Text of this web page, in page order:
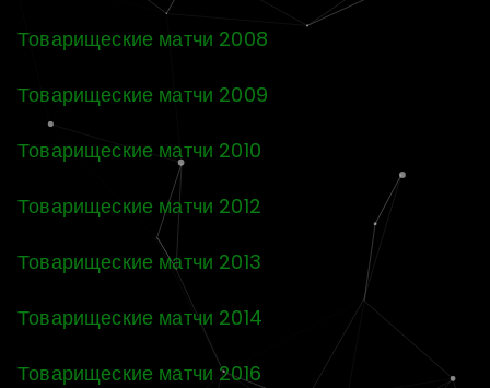
Товарищеские матчи 2008
Товарищеские матчи 2009
Товарищеские матчи 2010
Товарищеские матчи 2012
Товарищеские матчи 2013
Товарищеские матчи 2014
Товарищеские матчи 2016